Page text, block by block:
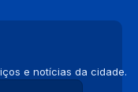
e notícias da cidade.